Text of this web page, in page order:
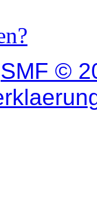
SMF ©